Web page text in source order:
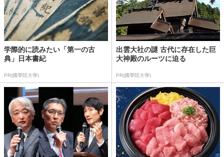
学際的に読みたい「第一の古
典」日本書紀
PR(國學院大學)
出雲大社の謎 古代に存在した巨
大神殿のルーツに迫る
PR(國學院大學)